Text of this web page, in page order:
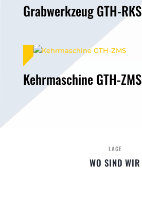
Grabwerkzeug GTH-RKS
Kehrmaschine GTH-ZMS
LAGE
WO SIND WIR